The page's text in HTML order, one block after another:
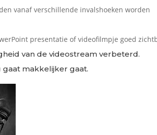
vanaf verschillende invalshoeken worden
presentatie of videofilmpje goed
van de videostream verbeterd.
makkelijker gaat.